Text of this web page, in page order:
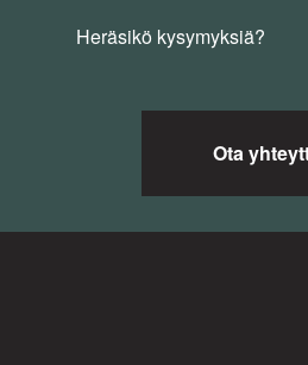
Heräsikö kysymyksiä?
Ota